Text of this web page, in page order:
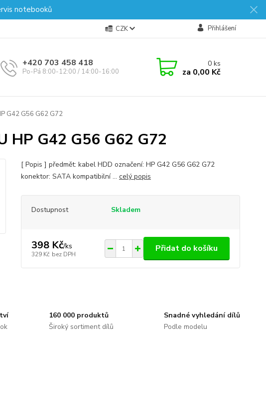
notebooků
CZK Přihlášení
+420 703 458 418
Po-Pá 8:00-12:00 / 14:00-16:00
0ks
za 0,00 Kč
G42 G56 G62 G72
HP G42 G56 G62 G72
[ Popis ] předmět: kabel HDD označení: HP G42 G56 G62 G72
konektor: SATA kompatibilní ... celý popis
Dostupnost Skladem
398 Kč/ks
329 Kč bez DPH
Přidat do košíku
160 000 produktů
Široký sortiment dílů
Snadné vyhledání dílů
Podle modelu